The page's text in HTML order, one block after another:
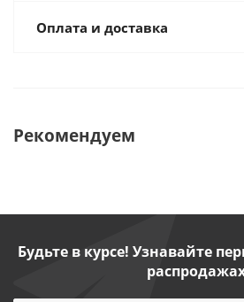
Оплата и доставка
Рекомендуем
Будьте в курсе! Узнавайте